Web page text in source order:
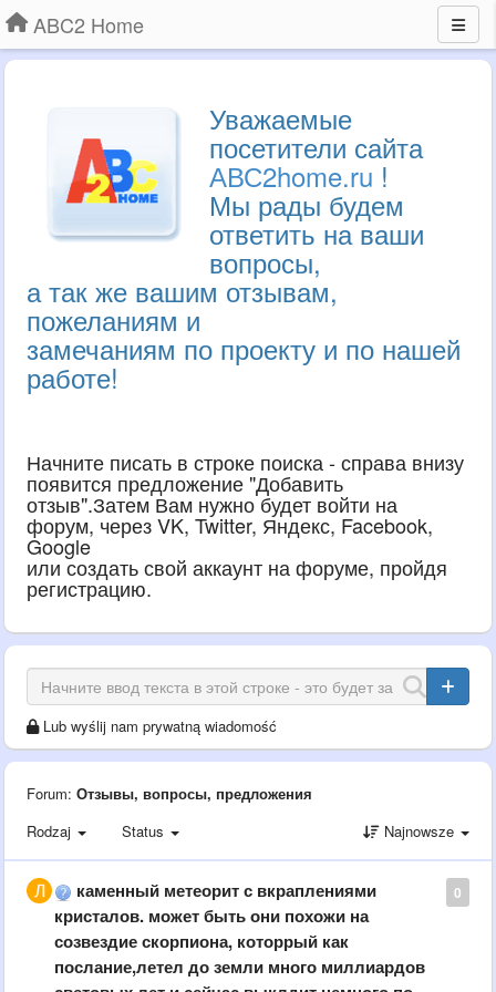
ABC2 Home
Уважаемые
посетители сайта
АВС2home.ru !
Мы рады будем
ответить на ваши
вопросы,
а так же вашим отзывам,
пожеланиям и
замечаниям по проекту и по нашей
работе!
Начните писать в строке поиска - справа внизу
появится предложение "Добавить
отзыв".Затем Вам нужно будет войти на
форум, через VK, Twitter, Яндекс, Facebook,
Google
или создать свой аккаунт на форуме, пройдя
регистрацию.
Lub wyślij nam prywatną wiadomość
Forum: Отзывы, вопросы, предложения
Rodzaj
Status Najnowsze
0
каменный метеорит с вкраплениями
кристалов. может быть они похожи на
созвездие скорпиона, которрый как
послание,летел до земли много миллиардов